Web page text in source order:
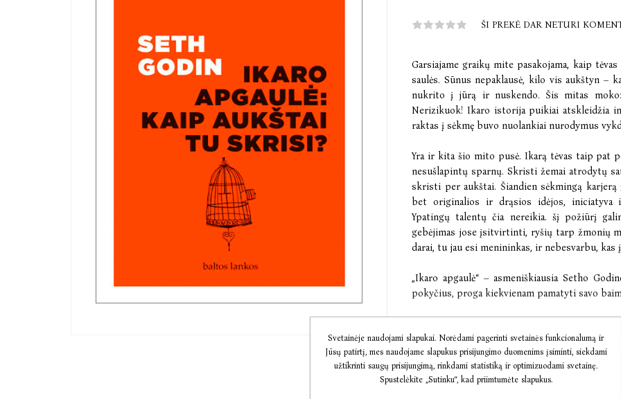
ŠI PREKĖ DAR NETURI
Garsiajame graikų mite pasakojama, kaip
saulės. Sūnus nepaklausė, kilo vis aukštyn –
nukrito į jūrą ir nuskendo. Šis mitas
Nerizikuok! Ikaro istorija puikiai atskleidžia
raktas į sėkmę buvo nuolankiai nurodymus
Yra ir kita šio mito pusė. Ikarą tėvas taip pat
nesušlapintų sparnų. Skristi žemai atrodytų
skristi per aukštai. Šiandien sėkmingą
bet originalios ir drąsios idėjos, iniciatyva
Ypatingų talentų čia nereikia. šį požiūrį
gebėjimas jose įsitvirtinti, ryšių tarp žmonių
darai, tu jau esi menininkas, ir nebesvarbu,
„Ikaro apgaulė“ – asmeniškiausia Setho
pokyčius, proga kiekvienam pamatyti savo
„Jei Setho Godino nebūtų, mums reikėtų jį
Fast Company
„Sethas Godinas – interneto dievas,
Svetainėje naudojami slapukai. Norėdami pagerinti svetainės funkcionalumą ir
Jūsų patirtį, mes naudojame slapukus prisijungimo duomenims įsiminti, siekdami
užtikrinti saugų prisijungimą, rinkdami statistiką ir optimizuodami svetainę.
Spustelėkite „Sutinku“, kad priimtumėte slapukus.